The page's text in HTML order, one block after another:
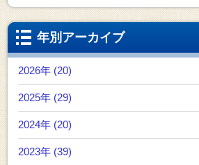
年別アーカイブ
2026年 (20)
2025年 (29)
2024年 (20)
2023年 (39)